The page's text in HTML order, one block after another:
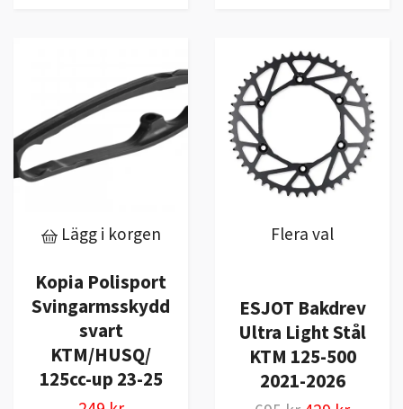
Lägg i korgen
Kopia Polisport
Svingarmsskydd
svart
KTM/HUSQ/
125cc-up 23-25
Flera val
ESJOT Bakdrev
Ultra Light Stål
KTM 125-500
2021-2026